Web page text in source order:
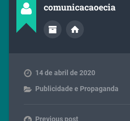
comunicacaoecia
14 de abril de 2020
Publicidade e Propaganda
Previous post